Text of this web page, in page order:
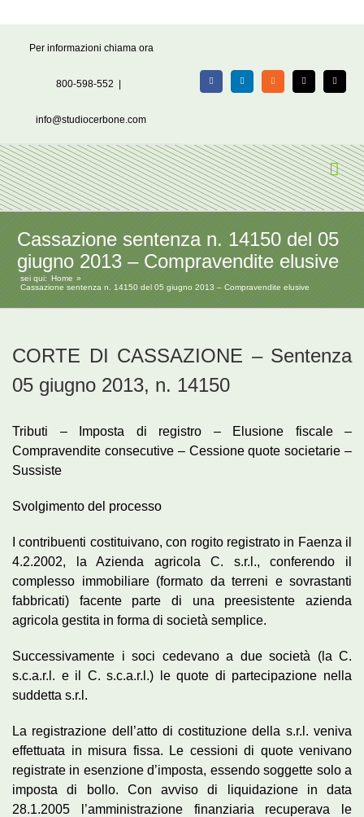
Per informazioni chiama ora
800-598-552
info@studiocerbone.com
FacebookLinkedIn Rss X Email
Cassazione sentenza n. 14150 del 05
giugno 2013 – Compravendite elusive
sei qui:
Home
Cassazione sentenza n. 14150 del 05 giugno 2013 – Compravendite elusive
CORTE DI CASSAZIONE – Sentenza
05 giugno 2013, n. 14150
Tributi – Imposta di registro – Elusione fiscale –
Compravendite consecutive – Cessione quote societarie –
Sussiste
Svolgimento del processo
I contribuenti costituivano, con rogito registrato in Faenza il
4.2.2002, la Azienda agricola C. s.r.l., conferendo il
complesso immobiliare (formato da terreni e sovrastanti
fabbricati) facente parte di una preesistente azienda
agricola gestita in forma di società semplice.
Successivamente i soci cedevano a due società (la C.
s.c.a.r.l. e il C. s.c.a.r.l.) le quote di partecipazione nella
suddetta s.r.l.
La registrazione dell’atto di costituzione della s.r.l. veniva
effettuata in misura fissa. Le cessioni di quote venivano
registrate in esenzione d’imposta, essendo soggette solo a
imposta di bollo. Con avviso di liquidazione in data
28.1.2005 l’amministrazione finanziaria recuperava le